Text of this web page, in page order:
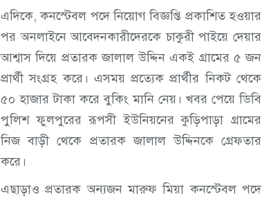
এদিকে, কনস্টেবল পদে নিয়োগ বিজ্ঞপ্তি প্রকাশিত হওয়ার
পর অনলাইনে আবেদনকারীদেরকে চাকুরী পাইয়ে দেয়ার
আশ্বাস দিয়ে প্রতারক জালাল উদ্দিন একই গ্রামের ৫ জন
প্রার্থী সংগ্রহ করে। এসময় প্রত্যেক প্রার্থীর নিকট থেকে
৫০ হাজার টাকা করে বুকিং মানি নেয়। খবর পেয়ে ডিবি
পুলিশ ফুলপুরের রূপসী ইউনিয়নের কুড়িপাড়া গ্রামের
নিজ বাড়ী থেকে প্রতারক জালাল উদ্দিনকে গ্রেফতার
করে।
এছাড়াও প্রতারক অন্যজন মারুফ মিয়া কনস্টেবল পদে